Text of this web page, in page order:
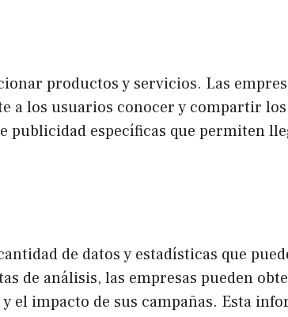
productos y servicios. Las
a los usuarios conocer y compartir
publicidad específicas que permiten
de datos y estadísticas que
de análisis, las empresas pueden
impacto de sus campañas. Esta